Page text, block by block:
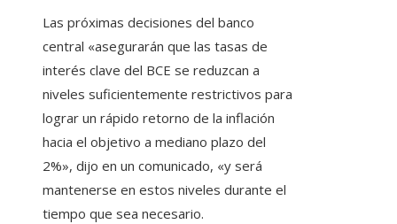
Las próximas decisiones del banco
central «asegurarán que las tasas de
interés clave del BCE se reduzcan a
niveles suficientemente restrictivos para
lograr un rápido retorno de la inflación
hacia el objetivo a mediano plazo del
2%», dijo en un comunicado, «y será
mantenerse en estos niveles durante el
tiempo que sea necesario.